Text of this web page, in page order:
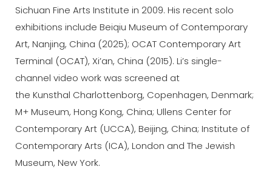
Sichuan Fine Arts Institute in 2009. His recent solo
exhibitions include Beiqiu Museum of Contemporary
Art, Nanjing, China (2025); OCAT Contemporary Art
Terminal (OCAT), Xi’an, China (2015). Li’s single-
channel video work was screened at
the Kunsthal Charlottenborg, Copenhagen, Denmark;
M+ Museum, Hong Kong, China; Ullens Center for
Contemporary Art (UCCA), Beijing, China; Institute of
Contemporary Arts (ICA), London and The Jewish
Museum, New York.